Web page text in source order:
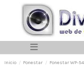
Inicio Fonestar Fonestar WP-